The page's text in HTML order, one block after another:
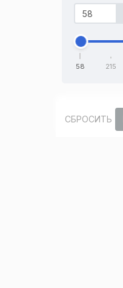
58 215
СБРОСИТЬ